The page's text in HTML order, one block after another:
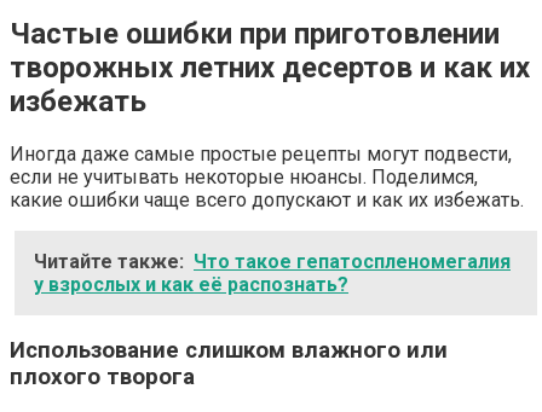
Частые ошибки при приготовлении
творожных летних десертов и как их
избежать
Иногда даже самые простые рецепты могут подвести,
если не учитывать некоторые нюансы. Поделимся,
какие ошибки чаще всего допускают и как их избежать.
Читайте также: Что такое гепатоспленомегалия
у взрослых и как её распознать?
Использование слишком влажного или
плохого творога